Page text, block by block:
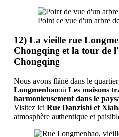
Point de vue d'un arbre
12) La vieille rue
Chongqing et la tour de
Chongqing
Nous avons flâné dans le
Longmenhaooù Les maisons
harmonieusement dans le
Visitez ici Rue Danzishi et
atmosphère authentique et